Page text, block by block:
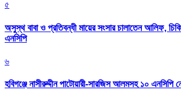
৫
অসুস্থ বাবা ও প্রতিবন্ধী মায়ের সংসার চালাতেন আলিফ,
এনসিপি
৬
হবিগঞ্জে নাসীরুদ্দীন পাটোয়ারী-সারজিস আলমসহ ১০ এনসিপি